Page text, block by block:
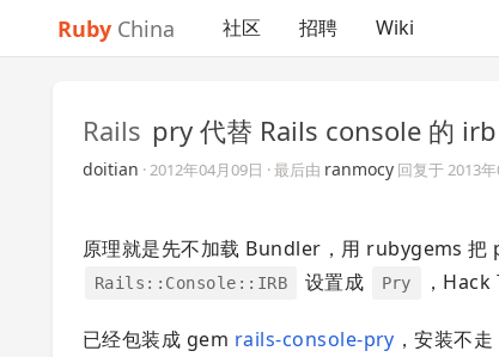
Ruby China 社区 招聘 Wiki
Rails pry 代替 Rails console 的
doitian ·2012年04月09日 · 最后由 ranmocy 回复于2013
原理就是先不加载 Bundler，用 rubygems
Rails::Console::IRB 设置成 Pry ，Hack
已经包装成 gem rails-console-pry ，安装不